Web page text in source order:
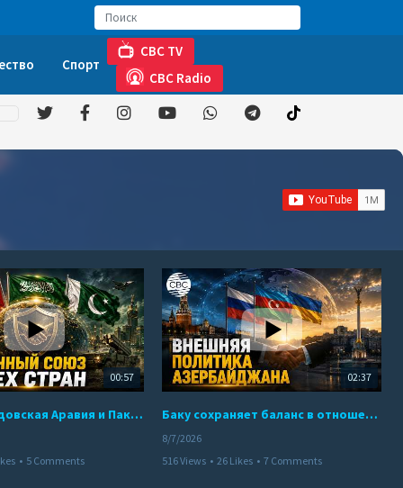
Спорт
CBC TV
CBC Radio
00:57
Турция, Саудовская Аравия и Пакистан подписали соглашение о совместной обороне
• 5 Comments
02:37
Баку сохраняет баланс в отношениях с Москвой и Киевом
8/7/2026
516 Views • 26 Likes • 7 Comments